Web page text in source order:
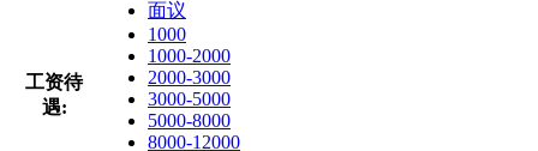
工资待
遇:
面议
1000
1000-2000
2000-3000
3000-5000
5000-8000
8000-12000